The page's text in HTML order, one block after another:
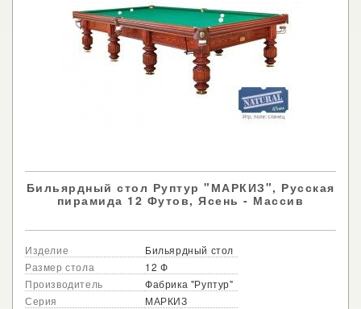
Бильярдный стол Руптур "МАРКИЗ", Русская
пирамида 12 Футов, Ясень - Массив
Изделие
Бильярдный стол
Размер стола
12 Ф
Производитель
Фабрика "Руптур"
Серия
МАРКИЗ